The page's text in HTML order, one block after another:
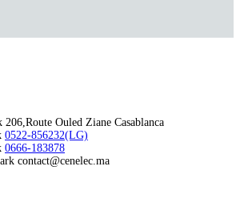
206,Route Ouled Ziane Casablanca
0522-856232(LG)
0666-183878
contact@cenelec.ma